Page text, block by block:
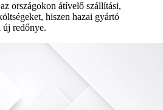
országokon átívelő szállítási,
hiszen hazai gyártó
új redőnye.